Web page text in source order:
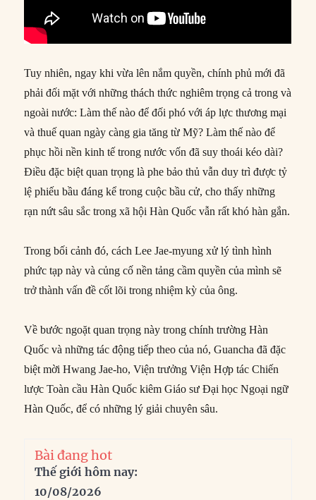
Tuy nhiên, ngay khi vừa lên nắm quyền, chính phủ mới đã
phải đối mặt với những thách thức nghiêm trọng cả trong và
ngoài nước: Làm thế nào để đối phó với áp lực thương mại
và thuế quan ngày càng gia tăng từ Mỹ? Làm thế nào để
phục hồi nền kinh tế trong nước vốn đã suy thoái kéo dài?
Điều đặc biệt quan trọng là phe bảo thủ vẫn duy trì được tỷ
lệ phiếu bầu đáng kể trong cuộc bầu cử, cho thấy những
rạn nứt sâu sắc trong xã hội Hàn Quốc vẫn rất khó hàn gắn.
Trong bối cảnh đó, cách Lee Jae-myung xử lý tình hình
phức tạp này và củng cố nền tảng cầm quyền của mình sẽ
trở thành vấn đề cốt lõi trong nhiệm kỳ của ông.
Về bước ngoặt quan trọng này trong chính trường Hàn
Quốc và những tác động tiếp theo của nó, Guancha đã đặc
biệt mời Hwang Jae-ho, Viện trưởng Viện Hợp tác Chiến
lược Toàn cầu Hàn Quốc kiêm Giáo sư Đại học Ngoại ngữ
Hàn Quốc, để có những lý giải chuyên sâu.
Bài đang hot
Thế giới hôm nay:
10/08/2026